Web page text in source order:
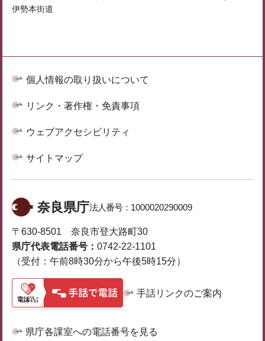
伊勢本街道
個人情報の取り扱いについて
リンク・著作権・免責事項
ウェブアクセシビリティ
サイトマップ
奈良県庁法人番号： 1000020290009
〒630-8501 奈良市登大路町30
県庁代表電話番号： 0742-22-1101
（受付：午前8時30分から午後5時15分）
手話リンクのご案内
県庁各課室への電話番号を見る